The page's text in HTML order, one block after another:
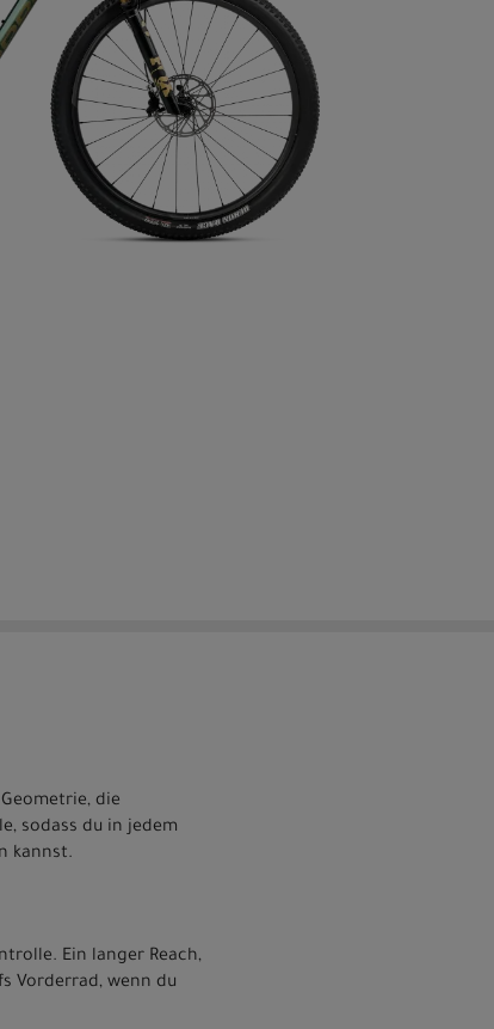
die
sodass du in jedem
kannst.
Ein langer Reach,
Vorderrad, wenn du